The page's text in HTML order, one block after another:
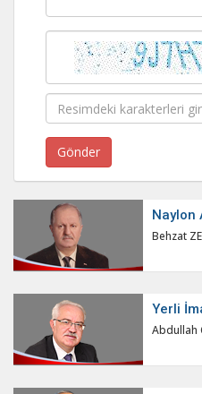
Naylon
Behzat
Yerli
Abdullah